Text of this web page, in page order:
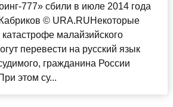
777» сбили в июле 2014 года
© URA.RUНекоторые
малайзийского
перевести на русский язык
гражданина России
этом су...